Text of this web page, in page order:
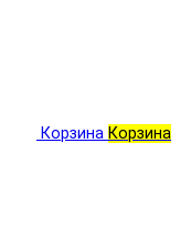
Корзина Корзина